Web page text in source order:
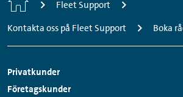
Fleet Support
Kontakta oss på Fleet Support
Boka
Sidfotsmeny
Privatkunder
Links:
Företagskunder